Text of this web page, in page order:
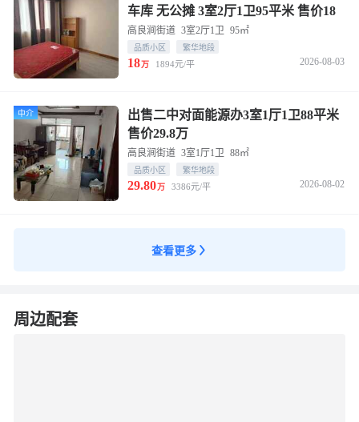
物业费 暂无更新
建筑类型 暂无更新
小区地址 洪泽96路
车库 无公摊 3室2厅1卫95平米 售价18
万
高良涧街道 3室2厅1卫 95㎡
品质小区 繁华地段
18万 1894元/平 2026-08-03
中介
出售二中对面能源办3室1厅1卫88平米
售价29.8万
高良涧街道 3室1厅1卫 88㎡
品质小区 繁华地段
29.80万 3386元/平 2026-08-02
查看更多
周边配套